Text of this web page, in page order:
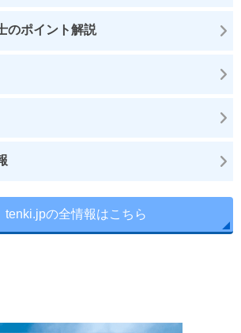
のポイント解説
tenki.jpの全情報はこちら